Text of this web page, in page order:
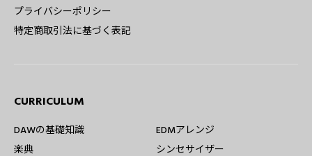
プライバシーポリシー
特定商取引法に基づく表記
CURRICULUM
DAWの基礎知識
楽典
EDMアレンジ
シンセサイザー